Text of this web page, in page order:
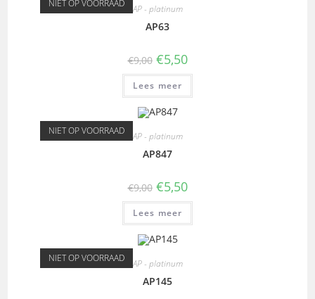
NIET OP VOORRAAD AP - platinum
AP63
€9,00 €5,50
Lees meer
NIET OP VOORRAAD AP - platinum
AP847
€9,00 €5,50
Lees meer
NIET OP VOORRAAD AP - platinum
AP145